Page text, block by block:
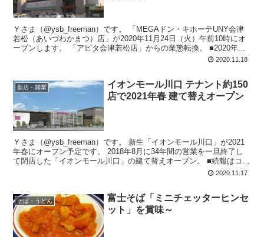
Ｙさま（@ysb_freeman）です。 「MEGAドン・キホーテUNY会津
若松（あいづわかまつ）店」が2020年11月24日（火）午前10時にオ
ープンします。 「アピタ会津若松店」からの業態転換。 ■2020年...
2020.11.18
新店・開業
イオンモール川口 テナント約150
店で2021年春 建て替えオープン
Ｙさま（@ysb_freeman）です。 新生「イオンモール川口」が2021
年春にオープン予定です。 2018年8月に34年間の営業を一旦終了し
て閉店した「イオンモール川口」の建て替えオープン。 ■続報はコチ
2020.11.17
そば・うどん
富士そば「ミニチェッターヒンセ
ット」を賞味～